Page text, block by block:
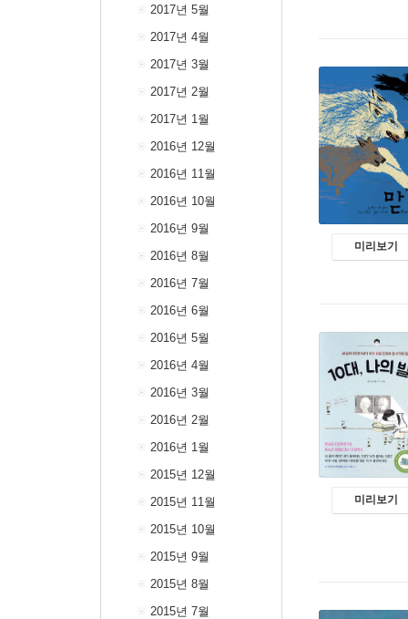
2017년 5월
2017년 4월
2017년 3월
2017년 2월
2017년 1월
2016년 12월
2016년 11월
2016년 10월
2016년 9월
2016년 8월
2016년 7월
2016년 6월
2016년 5월
2016년 4월
2016년 3월
2016년 2월
2016년 1월
2015년 12월
2015년 11월
2015년 10월
2015년 9월
2015년 8월
2015년 7월
미리보기
미리보기